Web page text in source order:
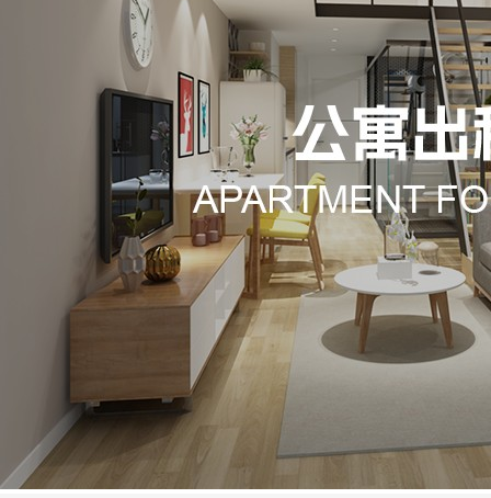
职位申请
姓名
手机
公司
邮箱